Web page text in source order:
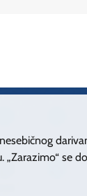
„Zarazimo“ se